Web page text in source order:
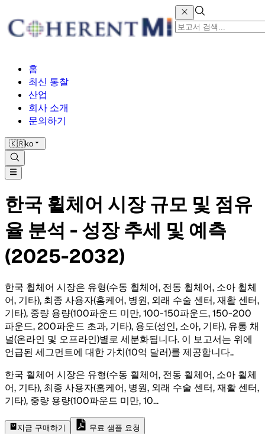
홈
최신 통찰
산업
회사 소개
문의하기
🇰🇷ko
한국 휠체어 시장 규모 및 점유
율 분석 - 성장 추세 및 예측
(2025-2032)
한국 휠체어 시장은 유형(수동 휠체어, 전동 휠체어, 소아 휠체
어, 기타), 최종 사용자(홈케어, 병원, 외래 수술 센터, 재활 센터,
기타), 중량 용량(100파운드 미만, 100-150파운드, 150-200
파운드, 200파운드 초과, 기타), 용도(성인, 소아, 기타), 유통 채
널(온라인 및 오프라인)별로 세분화됩니다. 이 보고서는 위에
언급된 세그먼트에 대한 가치(10억 달러)를 제공합니다..
한국 휠체어 시장은 유형(수동 휠체어, 전동 휠체어, 소아 휠체
어, 기타), 최종 사용자(홈케어, 병원, 외래 수술 센터, 재활 센터,
기타), 중량 용량(100파운드 미만, 10...
지금 구매하기 무료 샘플 요청